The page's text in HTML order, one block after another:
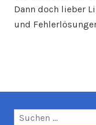
Dann doch lieber
und
Suchen